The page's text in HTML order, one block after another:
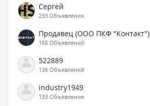
Сергей
233 Объявления
Продавец (ООО ПКФ "Контакт")
168 Объявлений
522889
136 Объявлений
industry1949
133 Объявления